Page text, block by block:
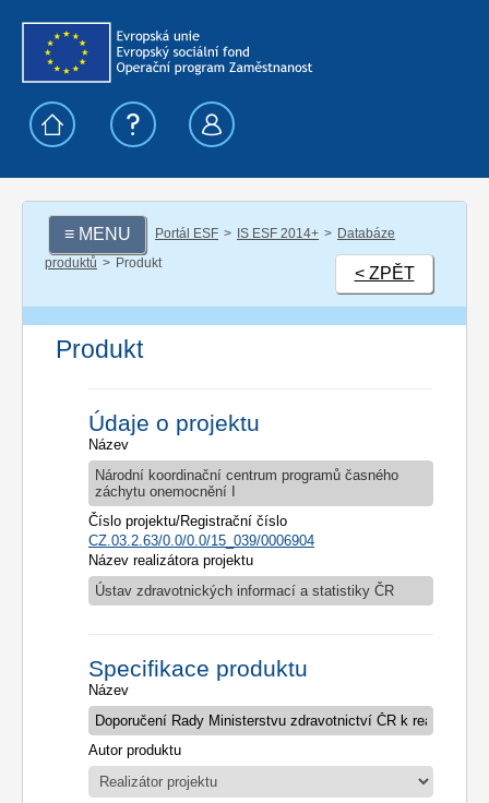
≡ MENU Portál ESF IS ESF 2014+
Databáze
produktů
Produkt
< ZPĚT
Produkt
Údaje o projektu
Název
Národní koordinační centrum programů časného
záchytu onemocnění I
Číslo projektu/Registrační číslo
CZ.03.2.63/0.0/0.0/15_039/0006904
Název realizátora projektu
Ústav zdravotnických informací a statistiky ČR
Specifikace produktu
Název
Autor produktu